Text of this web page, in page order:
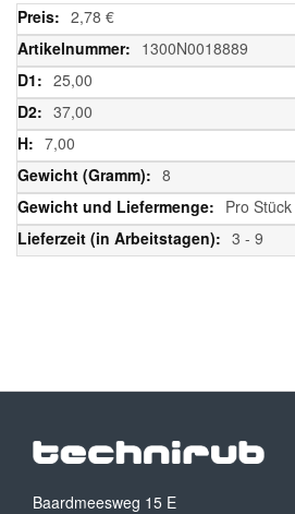
Weitere
Informationen
2,78 €
1300N0018889
25,00
37,00
7,00
8
Pro Stück
3 - 9
Baardmeesweg 15 E